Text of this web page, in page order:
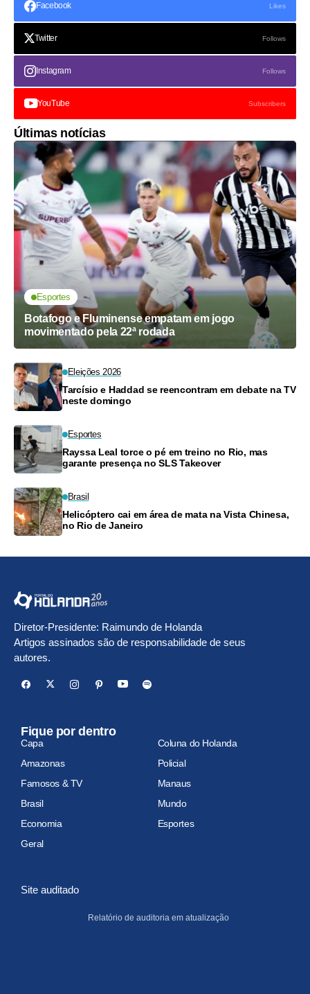
Facebook Likes
Twitter Follows
Instagram Follows
YouTube Subscribers
Últimas notícias
Esportes
Botafogo e Fluminense empatam em jogo
movimentado pela 22ª rodada
Eleições 2026
Tarcísio e Haddad se reencontram em debate na TV
neste domingo
Esportes
Rayssa Leal torce o pé em treino no Rio, mas
garante presença no SLS Takeover
Brasil
Helicóptero cai em área de mata na Vista Chinesa,
no Rio de Janeiro
Diretor-Presidente: Raimundo de Holanda
Artigos assinados são de responsabilidade de seus
autores.
Fique por dentro
Capa
Coluna do Holanda
Amazonas
Policial
Famosos & TV
Manaus
Brasil
Mundo
Economia
Esportes
Geral
Site auditado
Relatório de auditoria em atualização